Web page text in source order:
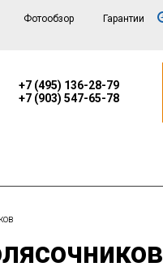
Фотообзор Гарантии
+7 (495) 136-28-79
+7 (903) 547-65-78